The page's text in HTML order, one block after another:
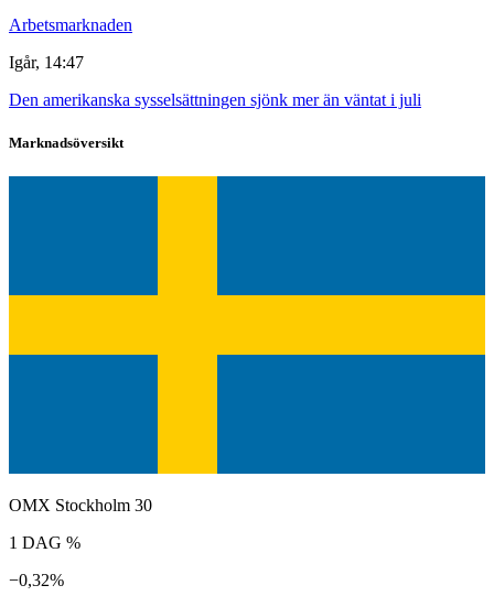
Arbetsmarknaden
Igår, 14:47
Den amerikanska sysselsättningen sjönk mer än väntat i juli
Marknadsöversikt
OMX Stockholm 30
1 DAG %
−0,32%